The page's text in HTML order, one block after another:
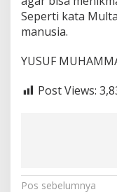
Seperti kata
manusia.
YUSUF
Post Views:
Pos sebelumnya